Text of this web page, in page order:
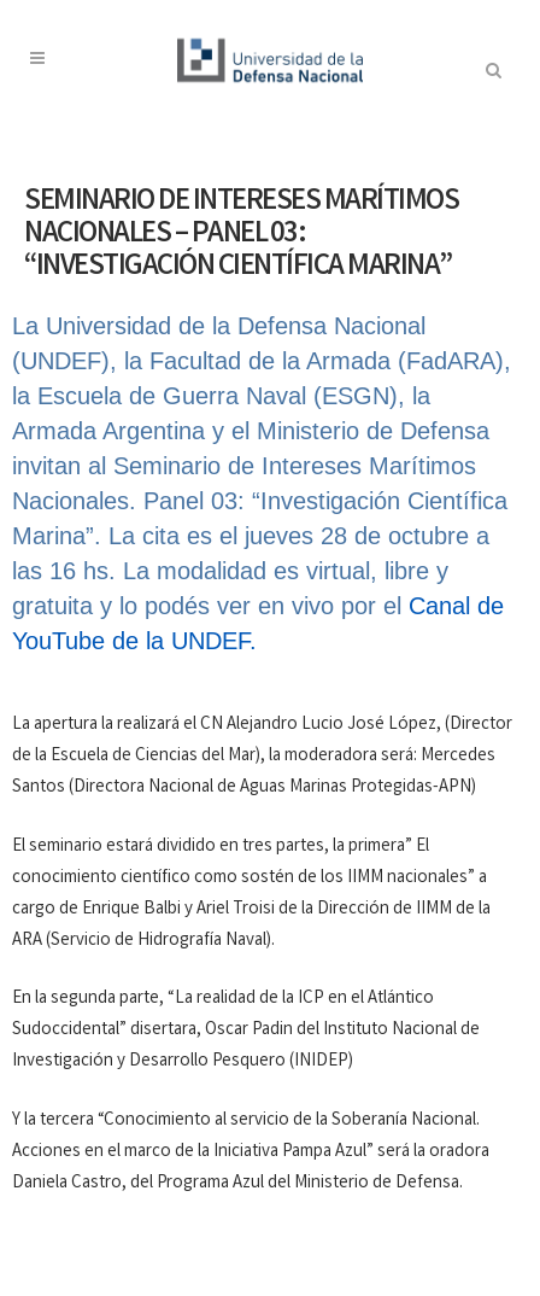
SEMINARIO DE INTERESES MARÍTIMOS
NACIONALES – PANEL 03:
“INVESTIGACIÓN CIENTÍFICA MARINA”
La Universidad de la Defensa Nacional
(UNDEF), la Facultad de la Armada (FadARA),
la Escuela de Guerra Naval (ESGN), la
Armada Argentina y el Ministerio de Defensa
invitan al Seminario de Intereses Marítimos
Nacionales. Panel 03: “Investigación Científica
Marina”. La cita es el jueves 28 de octubre a
las 16 hs. La modalidad es virtual, libre y
gratuita y lo podés ver en vivo por el Canal de
YouTube de la UNDEF.
La apertura la realizará el CN Alejandro Lucio José López, (Director
de la Escuela de Ciencias del Mar), la moderadora será: Mercedes
Santos (Directora Nacional de Aguas Marinas Protegidas-APN)
El seminario estará dividido en tres partes, la primera” El
conocimiento científico como sostén de los IIMM nacionales” a
cargo de Enrique Balbi y Ariel Troisi de la Dirección de IIMM de la
ARA (Servicio de Hidrografía Naval).
En la segunda parte, “La realidad de la ICP en el Atlántico
Sudoccidental” disertara, Oscar Padin del Instituto Nacional de
Investigación y Desarrollo Pesquero (INIDEP)
Y la tercera “Conocimiento al servicio de la Soberanía Nacional.
Acciones en el marco de la Iniciativa Pampa Azul” será la oradora
Daniela Castro, del Programa Azul del Ministerio de Defensa.